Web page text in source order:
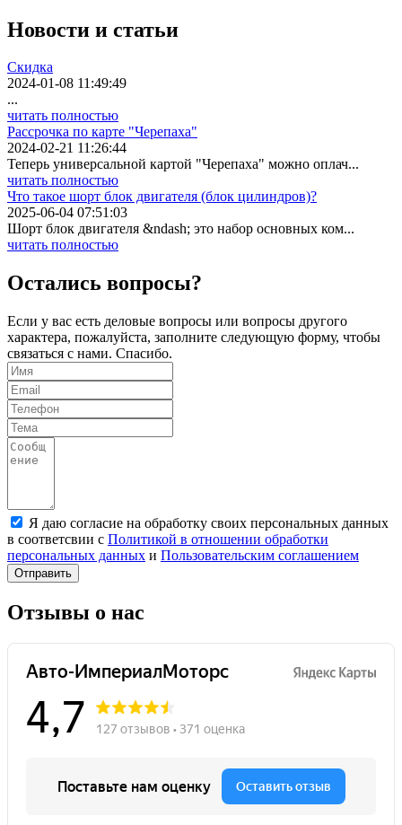
Новости и статьи
Скидка
2024-01-08 11:49:49
...
читать полностью
Рассрочка по карте "Черепаха"
2024-02-21 11:26:44
Теперь универсальной картой "Черепаха" можно оплач...
читать полностью
Что такое шорт блок двигателя (блок цилиндров)?
2025-06-04 07:51:03
Шорт блок двигателя &ndash; это набор основных ком...
читать полностью
Остались вопросы?
Если у вас есть деловые вопросы или вопросы другого
характера, пожалуйста, заполните следующую форму, чтобы
связаться с нами. Спасибо.
Я даю согласие на обработку своих персональных данных
в соответсвии с Политикой в отношении обработки
персональных данных и Пользовательским соглашением
Отправить
Отзывы о нас